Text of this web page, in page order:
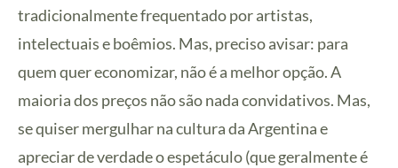
tradicionalmente frequentado por artistas,
intelectuais e boêmios. Mas, preciso avisar: para
quem quer economizar, não é a melhor opção. A
maioria dos preços não são nada convidativos. Mas,
se quiser mergulhar na cultura da Argentina e
apreciar de verdade o espetáculo (que geralmente é